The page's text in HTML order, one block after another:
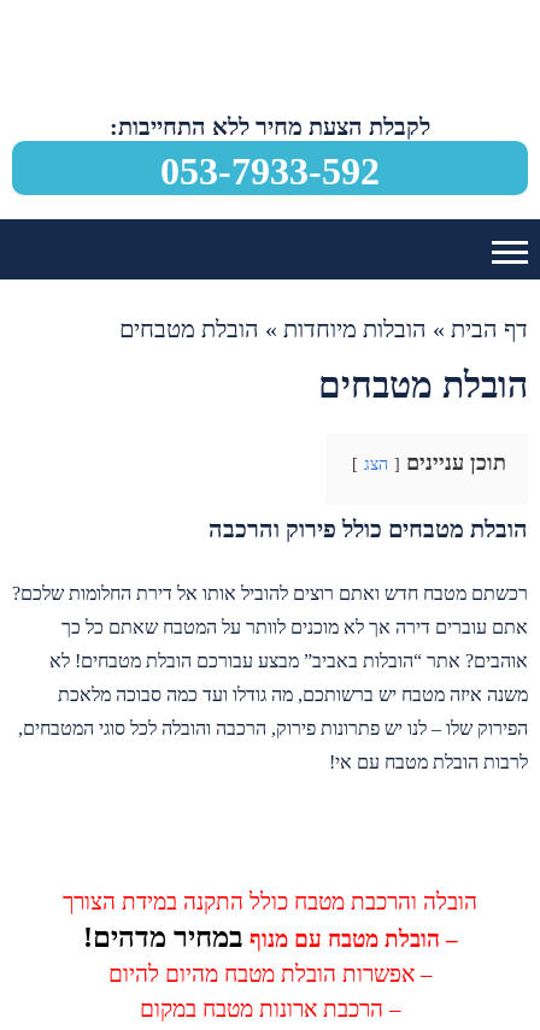
לקבלת הצעת מחיר ללא התחייבות:
053-7933-592
דף הבית » הובלות מיוחדות » הובלת מטבחים
הובלת מטבחים
תוכן עניינים הצג
הובלת מטבחים כולל פירוק והרכבה
רכשתם מטבח חדש ואתם רוצים להוביל אותו אל דירת החלומות שלכם?
אתם עוברים דירה אך לא מוכנים לוותר על המטבח שאתם כל כך
אוהבים? אתר “הובלות באביב” מבצע עבורכם הובלת מטבחים! לא
משנה איזה מטבח יש ברשותכם, מה גודלו ועד כמה סבוכה מלאכת
הפירוק שלו – לנו יש פתרונות פירוק, הרכבה והובלה לכל סוגי המטבחים,
לרבות הובלת מטבח עם אי!
הובלה והרכבת מטבח כולל התקנה במידת הצורך
– הובלת מטבח עם מנוף במחיר מדהים!
– אפשרות הובלת מטבח מהיום להיום
– הרכבת ארונות מטבח במקום